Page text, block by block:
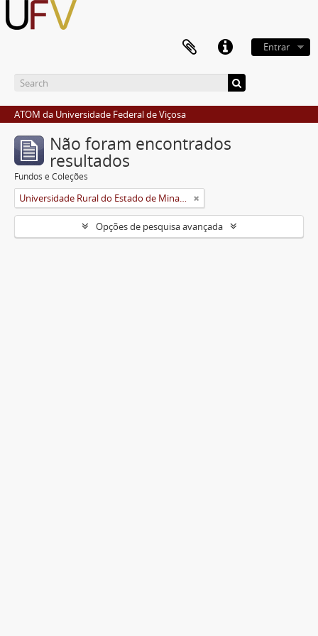
Entrar
ATOM da Universidade Federal de Viçosa
Não foram encontrados
resultados
Fundos e Coleções
Universidade Rural do Estado de Minas Gerais (Uremg)
Opções de pesquisa avançada